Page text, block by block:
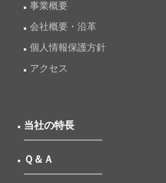
事業概要
会社概要・沿革
個人情報保護方針
アクセス
当社の特長
Ｑ＆Ａ